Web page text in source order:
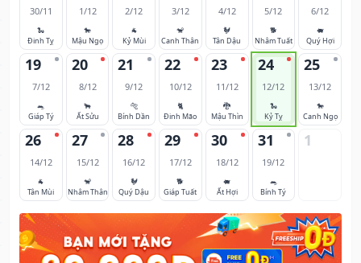
30/11
🐍
Đinh Tỵ
1/12
🐎
Mậu Ngọ
2/12
🐐
Kỷ Mùi
3/12
🐒
Canh Thân
4/12
🐓
Tân Dậu
5/12
🐕
Nhâm Tuất
6/12
🐖
Quý Hợi
19
7/12
🐀
Giáp Tý
20
8/12
🐂
Ất Sửu
21
9/12
🐅
Bính Dần
22
10/12
🐈
Đinh Mão
23
11/12
🐉
Mậu Thìn
24
12/12
🐍
Kỷ Tỵ
25
13/12
🐎
Canh Ngọ
26
14/12
🐐
Tân Mùi
27
15/12
🐒
Nhâm Thân
28
16/12
🐓
Quý Dậu
29
17/12
🐕
Giáp Tuất
30
18/12
🐖
Ất Hợi
31
19/12
🐀
Bính Tý
1